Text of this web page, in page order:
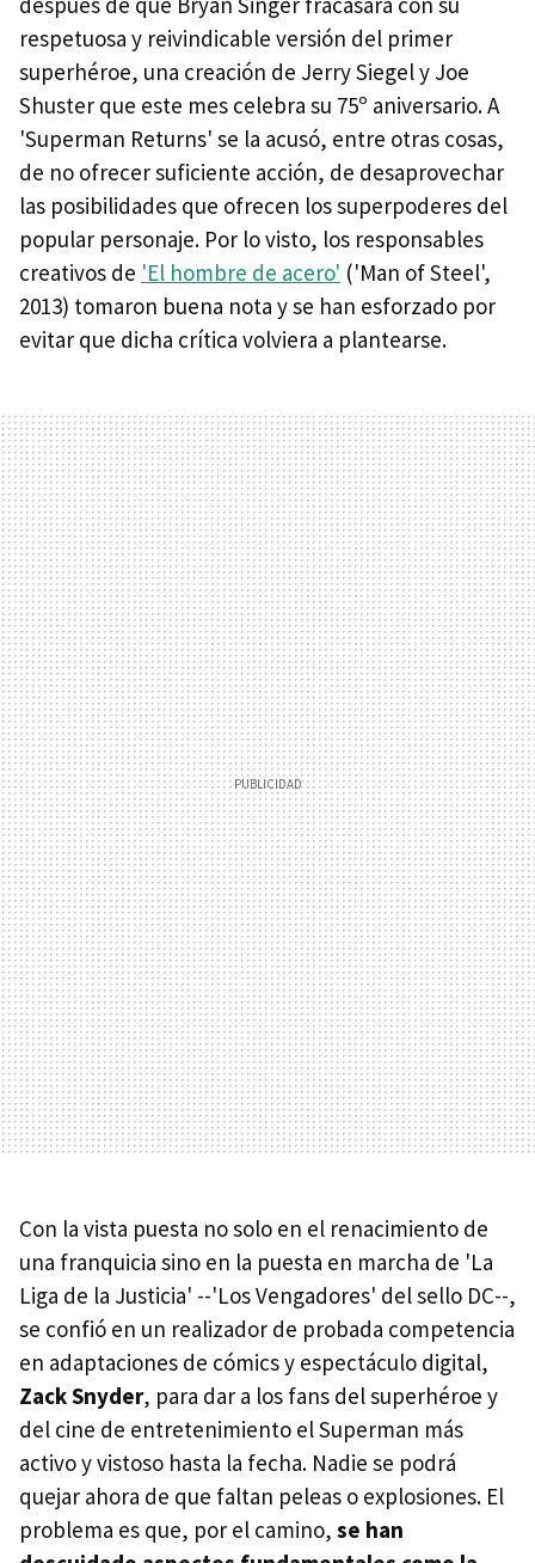
respetuosa y reivindicable versión del primer
superhéroe, una creación de Jerry Siegel y Joe
Shuster que este mes celebra su 75º aniversario. A
'Superman Returns' se la acusó, entre otras cosas,
de no ofrecer suficiente acción, de desaprovechar
las posibilidades que ofrecen los superpoderes del
popular personaje. Por lo visto, los responsables
creativos de 'El hombre de acero' ('Man of Steel',
2013) tomaron buena nota y se han esforzado por
evitar que dicha crítica volviera a plantearse.
Con la vista puesta no solo en el renacimiento de
una franquicia sino en la puesta en marcha de 'La
Liga de la Justicia' --'Los Vengadores' del sello DC--,
se confió en un realizador de probada competencia
en adaptaciones de cómics y espectáculo digital,
Zack Snyder, para dar a los fans del superhéroe y
del cine de entretenimiento el Superman más
activo y vistoso hasta la fecha. Nadie se podrá
quejar ahora de que faltan peleas o explosiones. El
problema es que, por el camino, se han